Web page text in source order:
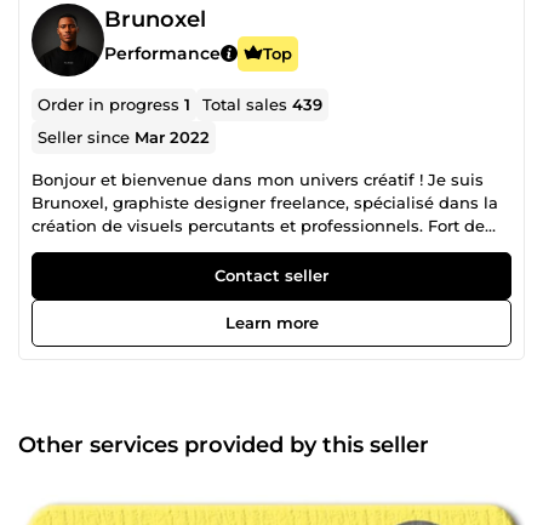
Brunoxel
Performance Top
Order in progress1 Total sales439
Seller since Mar 2022
Bonjour et bienvenue dans mon univers créatif ! Je suis
Brunoxel, graphiste designer freelance, spécialisé dans la
création de visuels percutants et professionnels. Fort de
plus de 400 commandes réalisées sur la plateforme
ComeUp, j’ai accompagné des entrepreneurs, marques,
TPE/PME et créateurs de contenu à travers le monde dans
la conception de designs qui captivent, vendent et
valorisent. 🚀 Mon approche : le design au service de votre
modernes et impactantes. Mon objectif ? Vous aider à
valoriser votre activité, capter l’attention de votre audience
de logos professionnels qui reflètent l’identité et les
Contact seller
Learn more
Other services provided by this seller